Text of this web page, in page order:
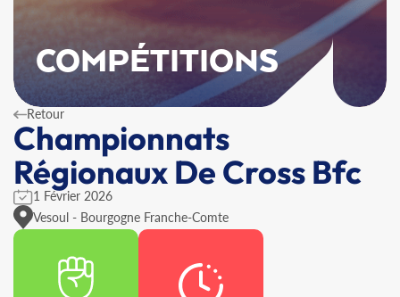
COMPÉTITIONS
Retour
Championnats
Régionaux De Cross Bfc
1 Février 2026
Vesoul - Bourgogne Franche-Comte